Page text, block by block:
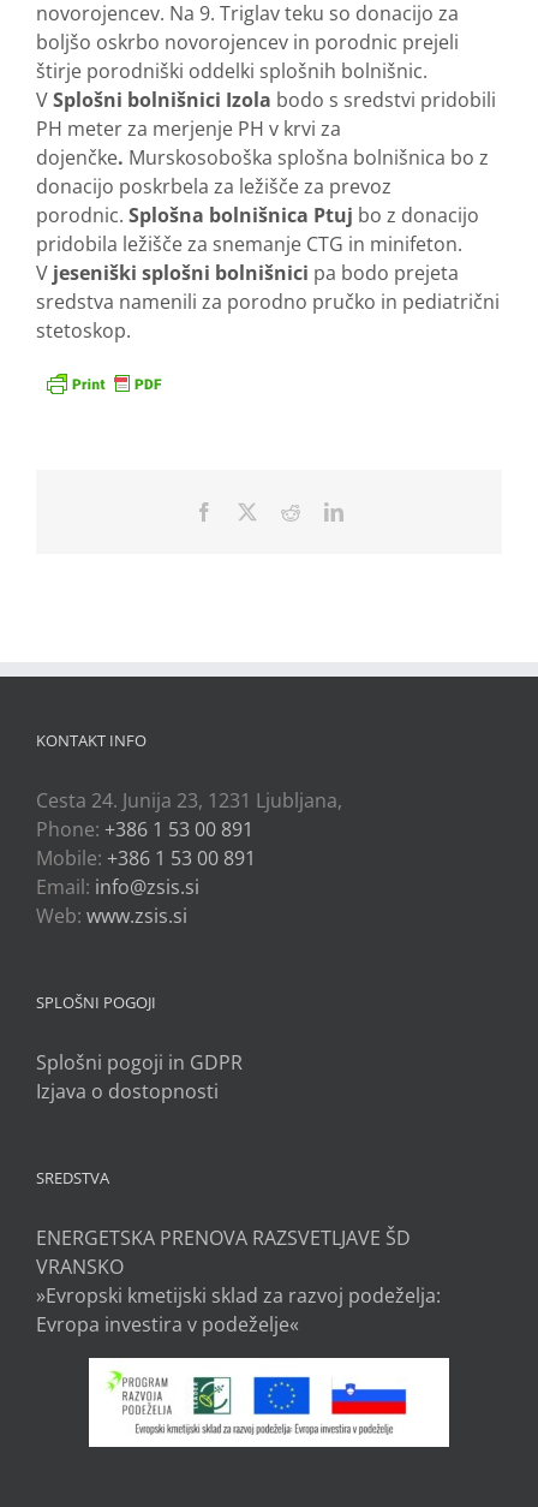
novorojencev. Na 9. Triglav teku so donacijo za
boljšo oskrbo novorojencev in porodnic prejeli
štirje porodniški oddelki splošnih bolnišnic.
VSplošni bolnišnici Izola bodo s sredstvi pridobili
PH meter za merjenje PH v krvi za
dojenčke. Murskosoboška splošna bolnišnica bo z
donacijo poskrbela za ležišče za prevoz
porodnic. Splošna bolnišnica Ptuj bo z donacijo
pridobila ležišče za snemanje CTG in minifeton.
V jeseniški splošni bolnišnici pa bodo prejeta
sredstva namenili za porodno pručko in pediatrični
stetoskop.
Facebook RedditLinkedIn
KONTAKT INFO
Cesta 24. Junija 23, 1231 Ljubljana,
Phone: +386 1 53 00 891
Mobile: +386 1 53 00 891
Email: info@zsis.si
Web: www.zsis.si
SPLOŠNI POGOJI
Splošni pogoji in GDPR
Izjava o dostopnosti
SREDSTVA
ENERGETSKA PRENOVA RAZSVETLJAVE ŠD
VRANSKO
»Evropski kmetijski sklad za razvoj podeželja:
Evropa investira v podeželje«